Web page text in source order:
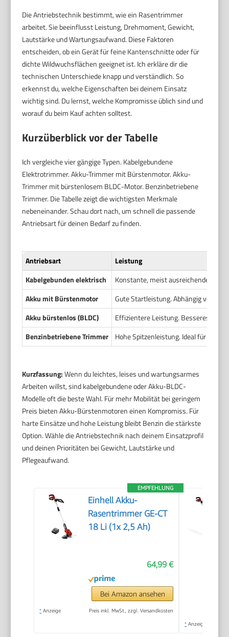
Die Antriebstechnik bestimmt, wie ein Rasentrimmer
arbeitet. Sie beeinflusst Leistung, Drehmoment, Gewicht,
Lautstärke und Wartungsaufwand. Diese Faktoren
entscheiden, ob ein Gerät für feine Kantenschnitte oder für
dichte Wildwuchsflächen geeignet ist. Ich erkläre dir die
technischen Unterschiede knapp und verständlich. So
erkennst du, welche Eigenschaften bei deinem Einsatz
wichtig sind. Du lernst, welche Kompromisse üblich sind und
worauf du beim Kauf achten solltest.
Kurzüberblick vor der Tabelle
Ich vergleiche vier gängige Typen. Kabelgebundene
Elektrotrimmer. Akku-Trimmer mit Bürstenmotor. Akku-
Trimmer mit bürstenlosem BLDC-Motor. Benzinbetriebene
Trimmer. Die Tabelle zeigt die wichtigsten Merkmale
nebeneinander. Schau dort nach, um schnell die passende
Antriebsart für deinen Bedarf zu finden.
Antriebsart
Leistung
Kabelgebunden elektrisch
Konstante, meist ausreichende
Akku mit Bürstenmotor
Gute Startleistung. Abhängig von
Akku bürstenlos (BLDC)
Effizientere Leistung. Besseres
Benzinbetriebene Trimmer
Hohe Spitzenleistung. Ideal für
Kurzfassung:Wenn du leichtes, leises und wartungsarmes
Arbeiten willst, sind kabelgebundene oder Akku-BLDC-
Modelle oft die beste Wahl. Für mehr Mobilität bei geringem
Preis bieten Akku-Bürstenmotoren einen Kompromiss. Für
harte Einsätze und hohe Leistung bleibt Benzin die stärkste
Option. Wähle die Antriebstechnik nach deinem Einsatzprofil
und deinen Prioritäten bei Gewicht, Lautstärke und
Pflegeaufwand.
EMPFEHLUNG
Einhell Akku-
Rasentrimmer GE-CT
18 Li (1x 2,5 Ah)
64,99 €
Bei Amazon ansehen
* Anzeige Preis inkl. MwSt., zzgl. Versandkosten
* Anzeige